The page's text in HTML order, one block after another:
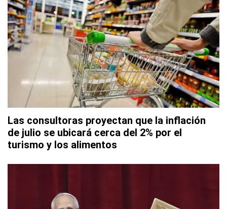
Las consultoras proyectan que la inflación
de julio se ubicará cerca del 2% por el
turismo y los alimentos